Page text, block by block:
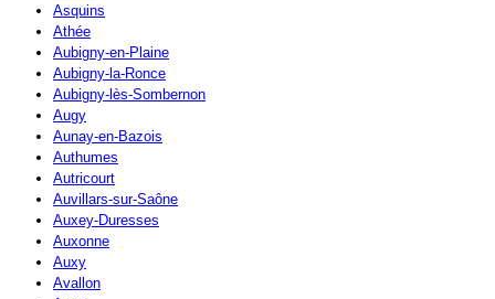
Asquins
Athée
Aubigny-en-Plaine
Aubigny-la-Ronce
Aubigny-lès-Sombernon
Augy
Aunay-en-Bazois
Authumes
Autricourt
Auvillars-sur-Saône
Auxey-Duresses
Auxonne
Auxy
Avallon